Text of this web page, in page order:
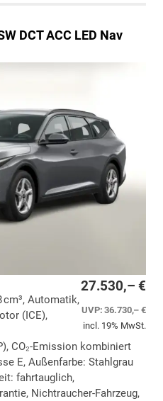
DCT ACC LED Nav
27.530,– €
UVP:36.730,– €
incl. 19% MwSt.
cm³, Automatik,
(ICE),
CO₂-Emission kombiniert
E, Außenfarbe: Stahlgrau
fahrtauglich,
Nichtraucher-Fahrzeug,